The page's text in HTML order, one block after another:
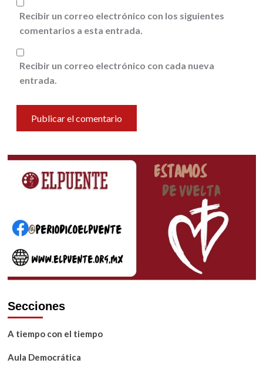
Recibir un correo electrónico con los siguientes
comentarios a esta entrada.
Recibir un correo electrónico con cada nueva
entrada.
Secciones
A tiempo con el tiempo
Aula Democrática